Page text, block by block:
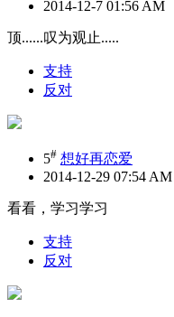
2014-12-7 01:56 AM
顶......叹为观止.....
支持
反对
5# 想好再恋爱
2014-12-29 07:54 AM
看看，学习学习
支持
反对